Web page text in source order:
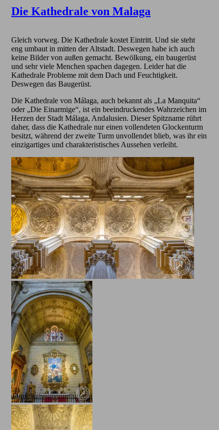
Die Kathedrale von Malaga
Gleich vorweg. Die Kathedrale kostet Eintritt. Und sie steht
eng umbaut in mitten der Altstadt. Deswegen habe ich auch
keine Bilder von außen gemacht. Bewölkung, ein baugerüst
und sehr viele Menchen spachen dagegen. Leider hat die
Kathedrale Probleme mit dem Dach und Feuchtigkeit.
Deswegen das Baugerüst.
Die Kathedrale von Málaga, auch bekannt als „La Manquita“
oder „Die Einarmige“, ist ein beeindruckendes Wahrzeichen im
Herzen der Stadt Málaga, Andalusien. Dieser Spitzname rührt
daher, dass die Kathedrale nur einen vollendeten Glockenturm
besitzt, während der zweite Turm unvollendet blieb, was ihr ein
einzigartiges und charakteristisches Aussehen verleiht.